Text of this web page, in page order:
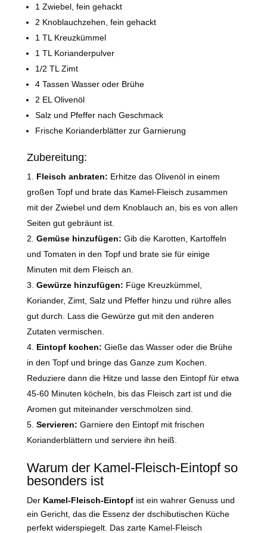
1 Zwiebel, fein gehackt
2 Knoblauchzehen, fein gehackt
1 TL Kreuzkümmel
1 TL Korianderpulver
1/2 TL Zimt
4 Tassen Wasser oder Brühe
2 EL Olivenöl
Salz und Pfeffer nach Geschmack
Frische Korianderblätter zur Garnierung
Zubereitung:
Fleisch anbraten: Erhitze das Olivenöl in einem
großen Topf und brate das Kamel-Fleisch zusammen
mit der Zwiebel und dem Knoblauch an, bis es von allen
Seiten gut gebräunt ist.
Gemüse hinzufügen: Gib die Karotten, Kartoffeln
und Tomaten in den Topf und brate sie für einige
Minuten mit dem Fleisch an.
Gewürze hinzufügen: Füge Kreuzkümmel,
Koriander, Zimt, Salz und Pfeffer hinzu und rühre alles
gut durch. Lass die Gewürze gut mit den anderen
Zutaten vermischen.
Eintopf kochen: Gieße das Wasser oder die Brühe
in den Topf und bringe das Ganze zum Kochen.
Reduziere dann die Hitze und lasse den Eintopf für etwa
45-60 Minuten köcheln, bis das Fleisch zart ist und die
Aromen gut miteinander verschmolzen sind.
Servieren: Garniere den Eintopf mit frischen
Korianderblättern und serviere ihn heiß.
Warum der Kamel-Fleisch-Eintopf so
besonders ist
Der Kamel-Fleisch-Eintopfist ein wahrer Genuss und
ein Gericht, das die Essenz der dschibutischen Küche
perfekt widerspiegelt. Das zarte Kamel-Fleisch